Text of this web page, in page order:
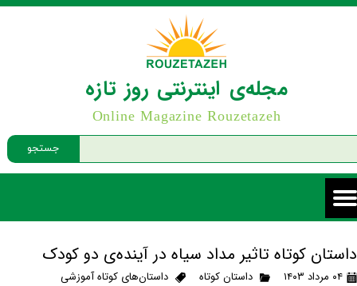
جستجو
مجله‌ی اینترنتی روز تازه
Online Magazine Rouzetazeh
داستان کوتاه تاثیر مداد سیاه در آینده‌ی دو کودک
۰۴ مرداد ۱۴۰۳ داستان کوتاه داستان‌های کوتاه آموزشی